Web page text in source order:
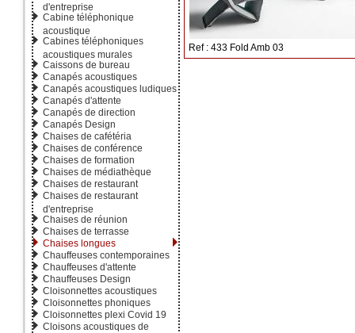
d'entreprise
Cabine téléphonique
acoustique
Cabines téléphoniques
acoustiques murales
Caissons de bureau
Canapés acoustiques
Canapés acoustiques ludiques
Canapés d'attente
Canapés de direction
Canapés Design
Chaises de cafétéria
Chaises de conférence
Chaises de formation
Chaises de médiathèque
Chaises de restaurant
Chaises de restaurant
d'entreprise
Chaises de réunion
Chaises de terrasse
Chaises longues
Chauffeuses contemporaines
Chauffeuses d'attente
Chauffeuses Design
Cloisonnettes acoustiques
Cloisonnettes phoniques
Cloisonnettes plexi Covid 19
Cloisons acoustiques de
Ref : 433 Fold Amb 03